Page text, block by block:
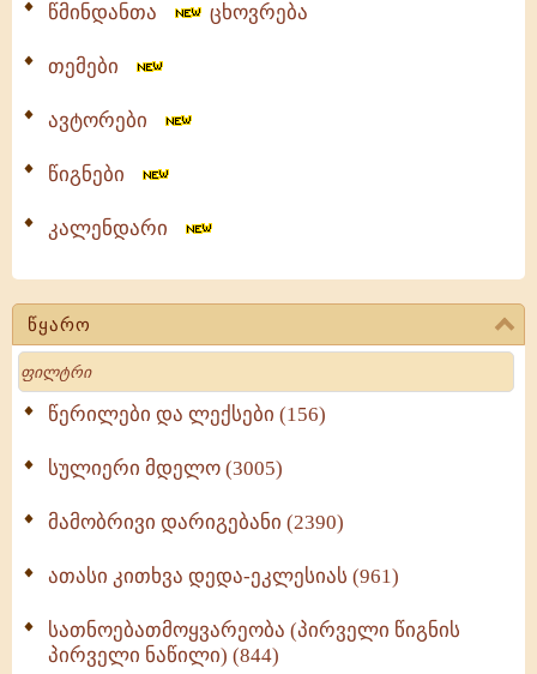
წმინდანთა ცხოვრება
თემები
ავტორები
წიგნები
კალენდარი
წყარო
Search
წერილები და ლექსები (156)
სულიერი მდელო (3005)
მამობრივი დარიგებანი (2390)
ათასი კითხვა დედა-ეკლესიას (961)
სათნოებათმოყვარეობა (პირველი წიგნის
პირველი ნაწილი) (844)